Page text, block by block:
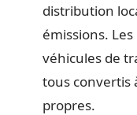
distribution
émissions.
véhicules de
tous convertis
propres.